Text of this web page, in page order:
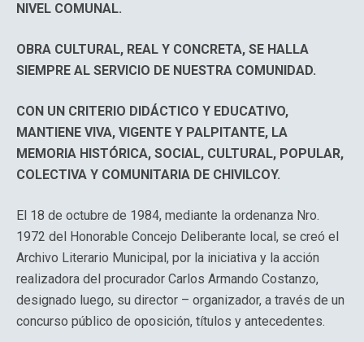
NIVEL COMUNAL.
OBRA CULTURAL, REAL Y CONCRETA, SE HALLA
SIEMPRE AL SERVICIO DE NUESTRA COMUNIDAD.
CON UN CRITERIO DIDÁCTICO Y EDUCATIVO,
MANTIENE VIVA, VIGENTE Y PALPITANTE, LA
MEMORIA HISTÓRICA, SOCIAL, CULTURAL, POPULAR,
COLECTIVA Y COMUNITARIA DE CHIVILCOY.
El 18 de octubre de 1984, mediante la ordenanza Nro.
1972 del Honorable Concejo Deliberante local, se creó el
Archivo Literario Municipal, por la iniciativa y la acción
realizadora del procurador Carlos Armando Costanzo,
designado luego, su director – organizador, a través de un
concurso público de oposición, títulos y antecedentes.